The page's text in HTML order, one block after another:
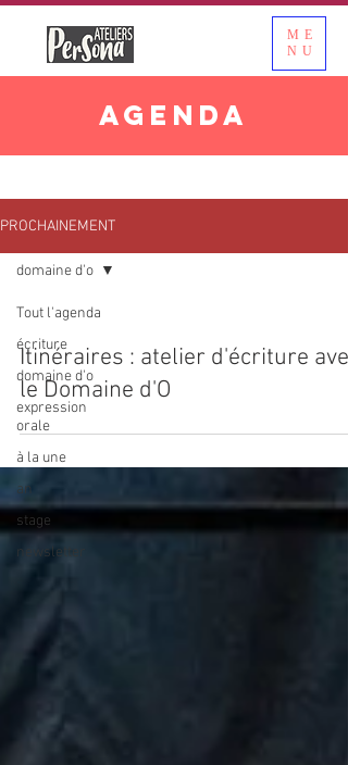
ME
NU
AGENDA
PROCHAINEMENT
Tout l'agenda
écriture
domaine d'o
expression
orale
à la une
an
stage
newsletter
domaine d'o
Itinéraires : atelier d'écriture avec
le Domaine d'O